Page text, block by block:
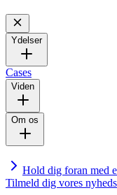
Ydelser
Cases
Viden
Om os
Hold dig foran med
Tilmeld dig vores